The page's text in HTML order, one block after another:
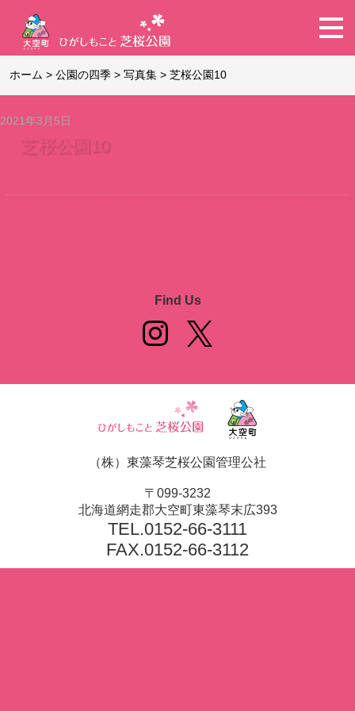
ホーム >公園の四季 >写真集 >芝桜公園10
2021年3月5日
芝桜公園10
Find Us
（株）東藻琴芝桜公園管理公社
〒099-3232
北海道網走郡大空町東藻琴末広393
TEL.0152-66-3111
FAX.0152-66-3112